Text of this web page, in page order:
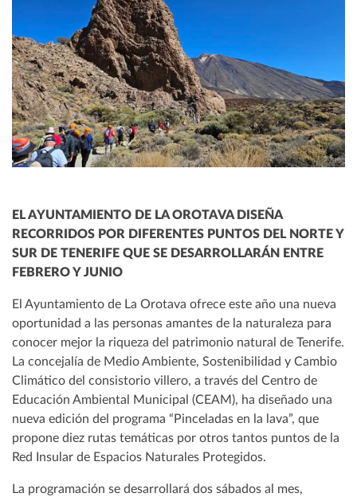
EL AYUNTAMIENTO DE LA OROTAVA DISEÑA
RECORRIDOS POR DIFERENTES PUNTOS DEL NORTE Y
SUR DE TENERIFE QUE SE DESARROLLARÁN ENTRE
FEBRERO Y JUNIO
El Ayuntamiento de La Orotava ofrece este año una nueva
oportunidad a las personas amantes de la naturaleza para
conocer mejor la riqueza del patrimonio natural de Tenerife.
La concejalía de Medio Ambiente, Sostenibilidad y Cambio
Climático del consistorio villero, a través del Centro de
Educación Ambiental Municipal (CEAM), ha diseñado una
nueva edición del programa “Pinceladas en la lava”, que
propone diez rutas temáticas por otros tantos puntos de la
Red Insular de Espacios Naturales Protegidos.
La programación se desarrollará dos sábados al mes,